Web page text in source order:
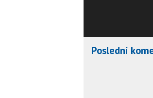
Poslední